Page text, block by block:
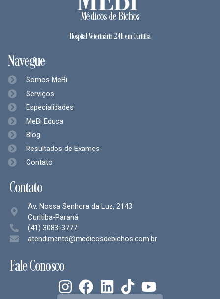
Médicos de Bichos
Hospital Veterinário 24h em Curitiba
Navegue
Somos MeBi
Serviços
Especialidades
MeBi Educa
Blog
Resultados de Exames
Contato
Contato
Av. Nossa Senhora da Luz, 2143
Curitiba-Paraná
(41) 3083-3777
atendimento@medicosdebichos.com.br
Fale Conosco